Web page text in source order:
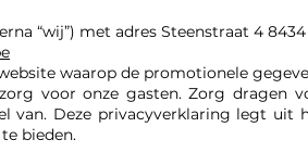
“wij”) met adres Steenstraat 4
waarop de promotionele
voor onze gasten. Zorg dragen
van. Deze privacyverklaring legt uit
bieden.